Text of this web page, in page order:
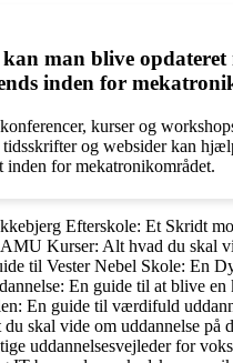
man blive opdateret
inden for
kurser og
tidsskrifter og websider kan
inden for mekatronikområdet.
Efterskole: Et Skridt
Kurser: Alt hvad du skal
til Vester Nebel Skole: En
En guide til at blive en
En guide til værdifuld
skal vide om uddannelse på
uddannelsesvejleder for